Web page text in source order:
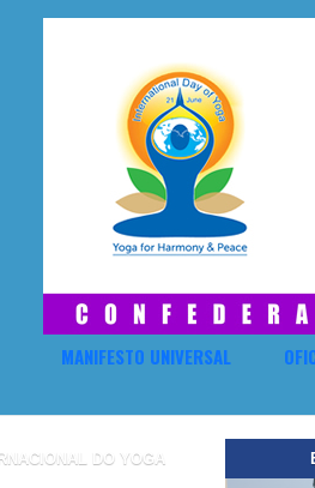
MANIFESTO UNIVERSAL
DO YOGA